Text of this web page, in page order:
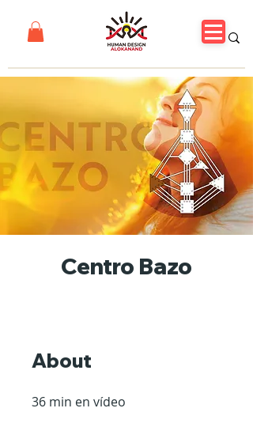
Centro Bazo
About
36 min en vídeo